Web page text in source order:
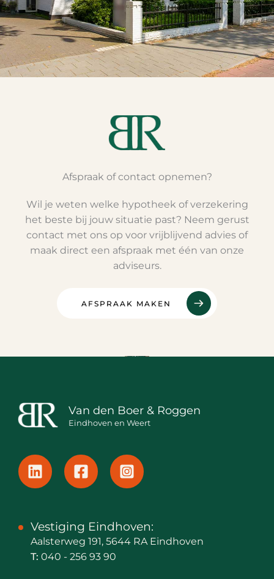
Afspraak of contact opnemen?
Wil je weten welke hypotheek of verzekering
het beste bij jouw situatie past? Neem gerust
contact met ons op voor vrijblijvend advies of
maak direct een afspraak met één van onze
adviseurs.
AFSPRAAK MAKEN
Van den Boer & Roggen
Eindhoven en Weert
Vestiging Eindhoven:
Aalsterweg 191, 5644 RA Eindhoven
T: 040 - 256 93 90